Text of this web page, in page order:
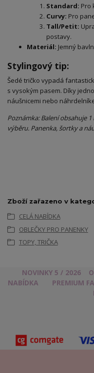
Standard: Pro
Curvy: Pro
Tall/Petit:
postavy.
Materiál: Jemný
​Stylingový tip:
​Šedé tričko vypadá
s vysokým pasem. Díky
náušnicemi nebo
Poznámka: Balení obsahuje
výběru. Panenka, šortky a
Zboží zařazeno v
CELÁ NABÍDKA
OBLEČKY PRO PANENKY
TOPY, TRIČKA
NOVINKY 5 / 2026
NABÍDKA
PREMIUM